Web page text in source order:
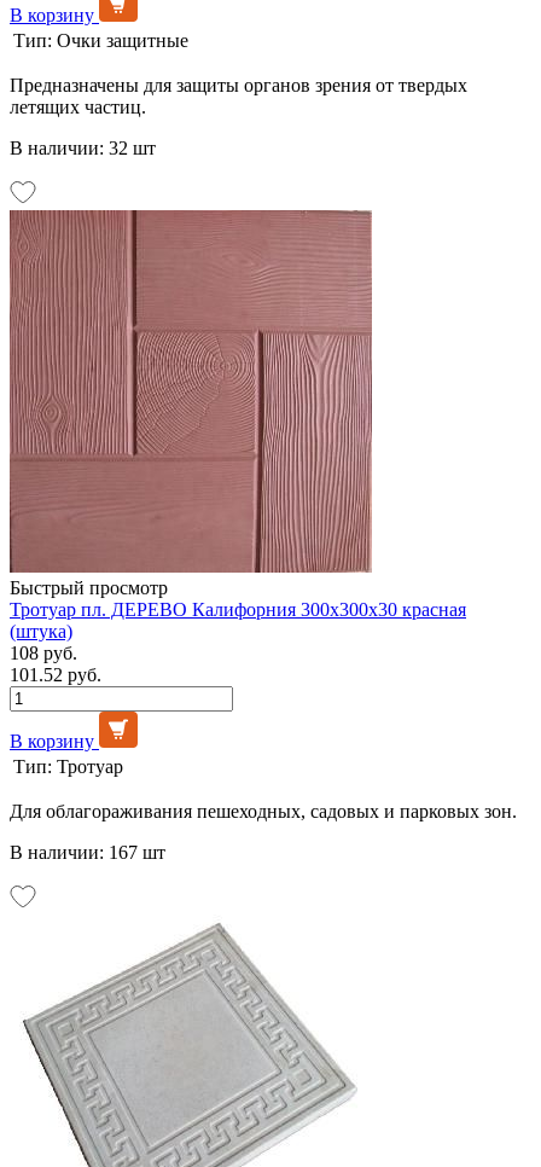
В корзину
Тип: Очки защитные
Предназначены для защиты органов зрения от твердых
летящих частиц.
В наличии: 32 шт
Быстрый просмотр
Тротуар пл. ДЕРЕВО Калифорния 300х300х30 красная
(штука)
108 руб.
101.52 руб.
В корзину
Тип: Тротуар
Для облагораживания пешеходных, садовых и парковых зон.
В наличии: 167 шт